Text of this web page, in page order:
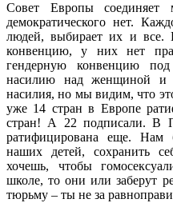
Совет Европы
демократического нет.
людей, выбирает их и все.
конвенцию, у них нет
гендерную конвенцию под
насилию над женщиной и
насилия, но мы видим, что
уже 14 стран в Европе
стран! А 22 подписали. В
ратифицирована еще. Нам
наших детей, сохранить
хочешь, чтобы
школе, то они или заберут
тюрьму – ты не за